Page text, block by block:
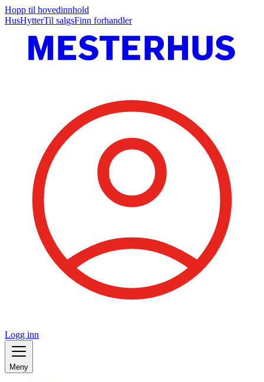
Hopp til hovedinnhold
HusHytterTil salgsFinn forhandler
Logg inn
Meny